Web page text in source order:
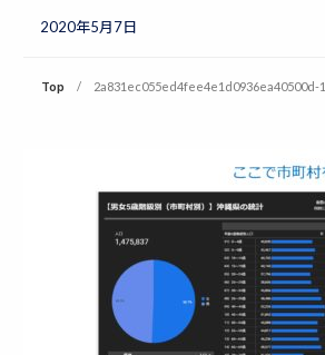
2020年5月7日
Top 2a831ec055ed4fee4e1d0936ea40500d-1